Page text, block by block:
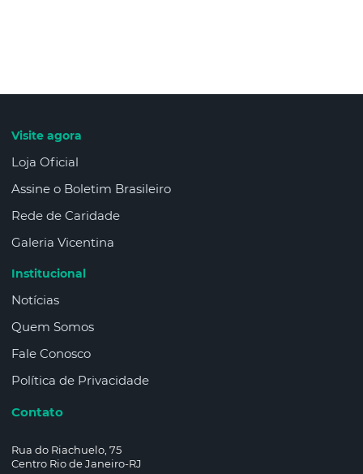
Visite agora
Loja Oficial
Assine o Boletim Brasileiro
Rede de Caridade
Galeria Vicentina
Institucional
Notícias
Quem Somos
Fale Conosco
Política de Privacidade
Contato
Rua do Riachuelo, 75
Centro Rio de Janeiro-RJ